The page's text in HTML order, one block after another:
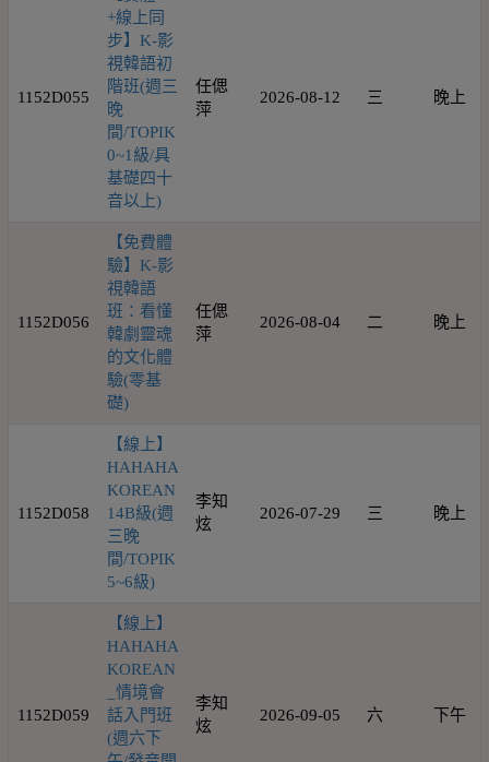
1152D055
+線上同
步】K-影
視韓語初
階班(週三
晚
間/TOPIK
0~1級/具
基礎四十
音以上)
任偲
萍
2026-08-12 三 晚上
1152D056
【免費體
驗】K-影
視韓語
班：看懂
韓劇靈魂
的文化體
驗(零基
礎)
任偲
萍
2026-08-04 二 晚上
1152D058
【線上】
HAHAHA
KOREAN
14B級(週
三晚
間/TOPIK
5~6級)
李知
炫
2026-07-29 三 晚上
1152D059
【線上】
HAHAHA
KOREAN
_情境會
話入門班
(週六下
李知
炫
2026-09-05 六 下午